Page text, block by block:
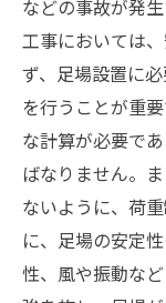
などの事故が発
工事においては
ず、足場設置に
を行うことが重
な計算が必要で
ばなりません。
ないように、荷
に、足場の安定
性、風や振動な